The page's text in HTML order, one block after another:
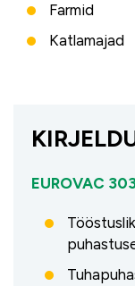
Farmid
Katlamajad
EUROVAC